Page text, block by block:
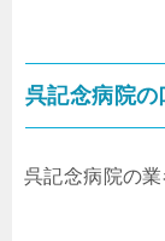
呉記念病院
呉記念病院の業